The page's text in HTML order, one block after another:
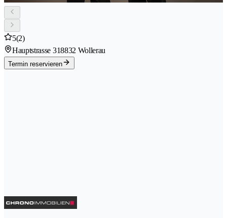
5(2)
Hauptstrasse 318832 Wollerau
Termin reservieren